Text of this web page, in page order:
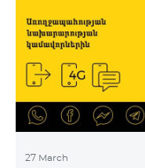
27 March